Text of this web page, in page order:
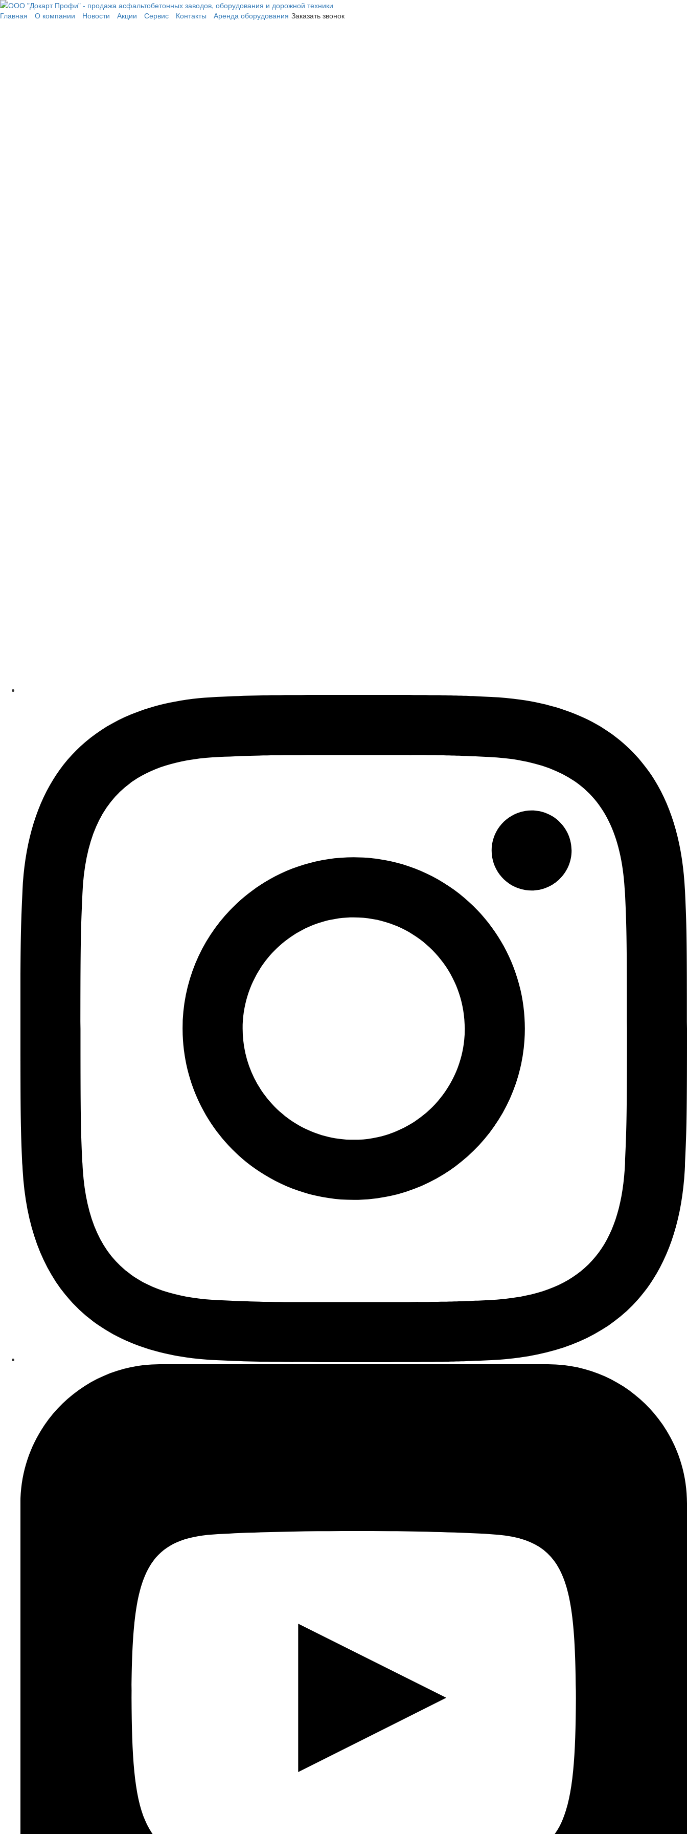
Перейти к основному содержанию
Главная
О компании Новости Акции Сервис Контакты Аренда оборудования Заказать звонок